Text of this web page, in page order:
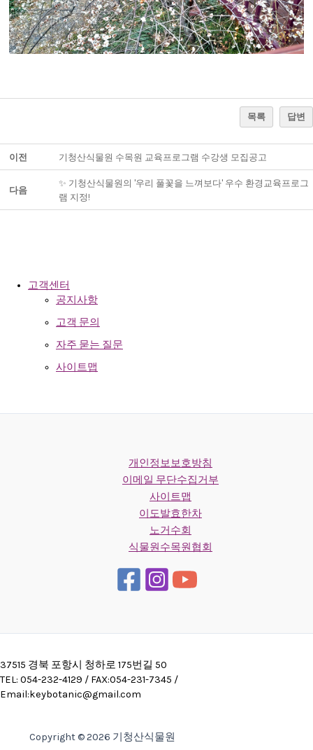
고객센터
공지사항
고객 문의
자주 묻는 질문
사이트맵
목록 답변
이전 기청산식물원 수목원 교육프로그램 수강생 모집공고
다음
✨️ 기청산식물원의 '우리 풀꽃을 느껴보다' 우수 환경교육프로그
램 지정!
개인정보보호방침
이메일 무단수집거부
사이트맵
이도발효한차
노거수회
식물원수목원협회
37515 경북 포항시 청하로 175번길 50
TEL: 054-232-4129 / FAX:054-231-7345 /
Email:keybotanic@gmail.com
Copyright © 2026 기청산식물원